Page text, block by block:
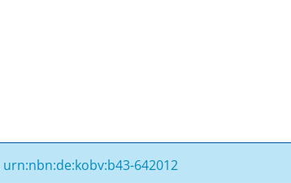
urn:nbn:de:kobv:b43-642012